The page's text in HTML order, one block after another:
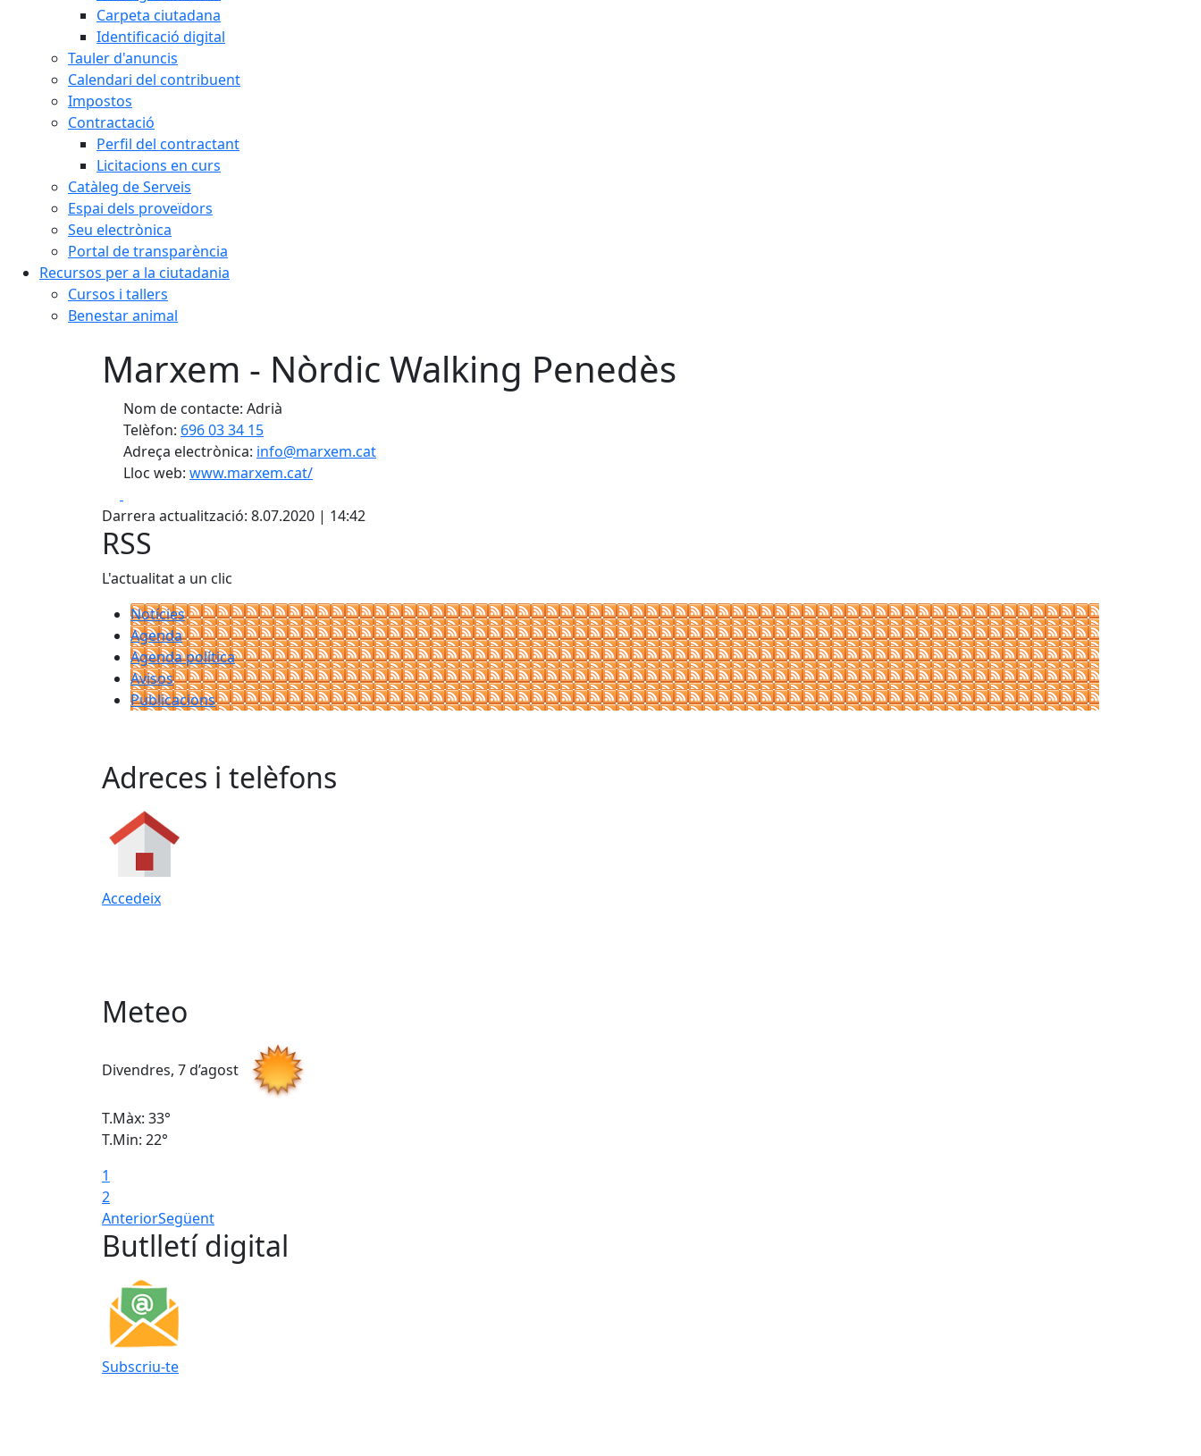
Carpeta ciutadana
Identificació digital
Tauler d'anuncis
Calendari del contribuent
Impostos
Contractació
Perfil del contractant
Licitacions en curs
Catàleg de Serveis
Espai dels proveïdors
Seu electrònica
Portal de transparència
Recursos per a la ciutadania
Cursos i tallers
Benestar animal
Marxem - Nòrdic Walking Penedès
Nom de contacte: Adrià
Telèfon: 696 03 34 15
Adreça electrònica: info@marxem.cat
Lloc web: www.marxem.cat/
Darrera actualització: 8.07.2020 | 14:42
RSS
L'actualitat a un clic
Notícies
Agenda
Agenda política
Avisos
Publicacions
Adreces i telèfons
Accedeix
Meteo
Divendres, 7 d’agost
T.Màx: 33°
T.Min: 22°
1
2
AnteriorSegüent
Butlletí digital
Subscriu-te